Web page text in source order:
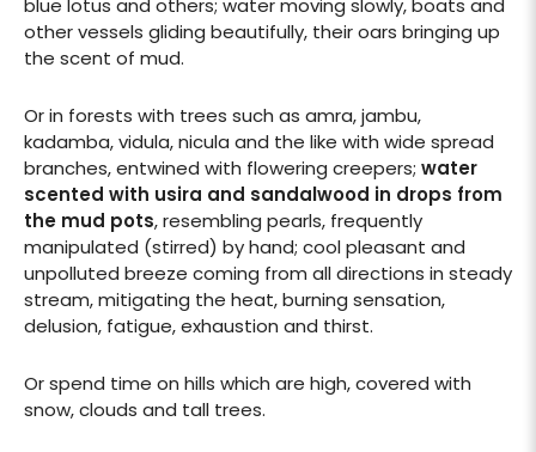
other vessels gliding beautifully, their oars bringing up
the scent of mud.
Or in forests with trees such as amra, jambu,
kadamba, vidula, nicula and the like with wide spread
branches, entwined with flowering creepers; water
scented with usira and sandalwood in drops from
the mud pots, resembling pearls, frequently
manipulated (stirred) by hand; cool pleasant and
unpolluted breeze coming from all directions in steady
stream, mitigating the heat, burning sensation,
delusion, fatigue, exhaustion and thirst.
Or spend time on hills which are high, covered with
snow, clouds and tall trees.